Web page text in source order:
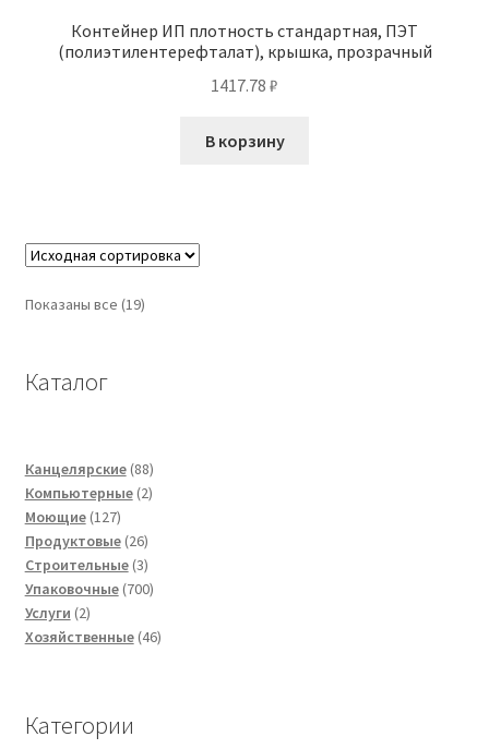
Контейнер ИП плотность стандартная, ПЭТ
(полиэтилентерефталат), крышка, прозрачный
1417.78 ₽
В корзину
Показаны все (19)
Каталог
Канцелярские 8888
товаров
Компьютерные 22
Моющие 127127
товаров
Продуктовые 2626
товаров
Строительные 33
товара
Упаковочные 700700
Услуги 22
товара
Хозяйственные 4646
Категории